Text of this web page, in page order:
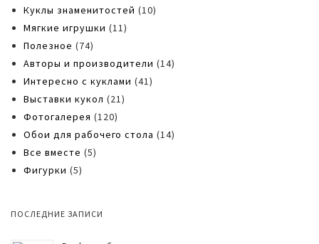
Куклы знаменитостей (10)
Мягкие игрушки (11)
Полезное (74)
Авторы и производители (14)
Интересно с куклами (41)
Выставки кукол (21)
Фотогалерея (120)
Обои для рабочего стола (14)
Все вместе (5)
Фигурки (5)
ПОСЛЕДНИЕ ЗАПИСИ